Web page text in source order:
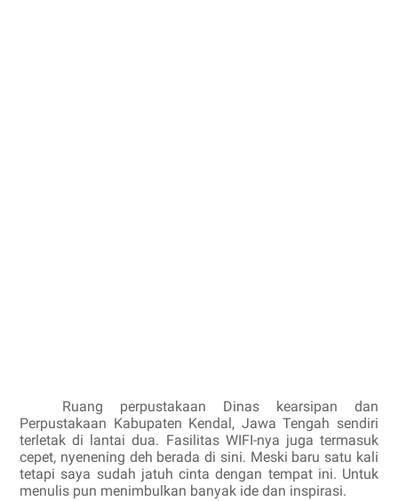
Ruang perpustakaan Dinas kearsipan dan
Perpustakaan Kabupaten Kendal, Jawa Tengah sendiri
terletak di lantai dua. Fasilitas WIFI-nya juga termasuk
cepet, nyenening deh berada di sini. Meski baru satu kali
tetapi saya sudah jatuh cinta dengan tempat ini. Untuk
menulis pun menimbulkan banyak ide dan inspirasi.